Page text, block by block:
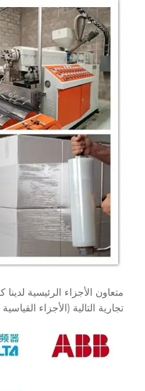
متعاون الأجزاء الرئيسية
تجارية التالية (الأجزاء